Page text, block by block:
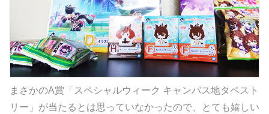
まさかのA賞「スペシャルウィーク キャンバス地タペスト
リー」が当たるとは思っていなかったので、とても嬉しい